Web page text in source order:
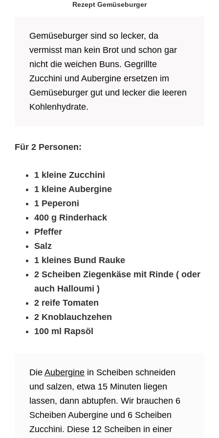
Rezept Gemüseburger
Gemüseburger sind so lecker, da
vermisst man kein Brot und schon gar
nicht die weichen Buns. Gegrillte
Zucchini und Aubergine ersetzen im
Gemüseburger gut und lecker die leeren
Kohlenhydrate.
Für 2 Personen:
1 kleine Zucchini
1 kleine Aubergine
1 Peperoni
400 g Rinderhack
Pfeffer
Salz
1 kleines Bund Rauke
2 Scheiben Ziegenkäse mit Rinde ( oder
auch Halloumi )
2 reife Tomaten
2 Knoblauchzehen
100 ml Rapsöl
Die Aubergine in Scheiben schneiden
und salzen, etwa 15 Minuten liegen
lassen, dann abtupfen. Wir brauchen 6
Scheiben Aubergine und 6 Scheiben
Zucchini. Diese 12 Scheiben in einer